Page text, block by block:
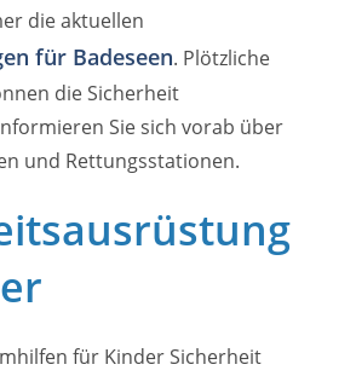
die aktuellen
für Badeseen. Plötzliche
die Sicherheit
Sie sich vorab über
und Rettungsstationen.